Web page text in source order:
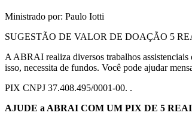
Ministrado por: Paulo Iotti
SUGESTÃO DE VALOR DE DOAÇÃO 5
A ABRAI realiza diversos trabalhos
isso, necessita de fundos. Você pode ajudar
PIX CNPJ 37.408.495/0001-00. .
AJUDE a ABRAI COM UM PIX DE 5